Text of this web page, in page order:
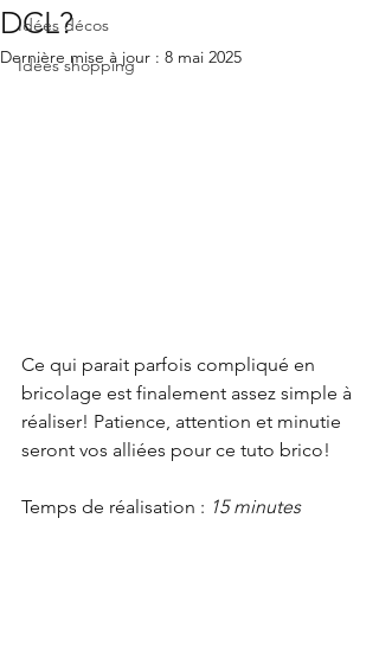
Idées décos
Idées shopping
DCL?
Dernière mise à jour : 8 mai 2025
Ce qui parait parfois compliqué en
bricolage est finalement assez simple à
réaliser! Patience, attention et minutie
seront vos alliées pour ce tuto brico!
Temps de réalisation : 15 minutes